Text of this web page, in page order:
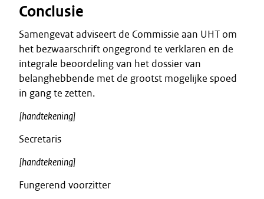
Conclusie
Samengevat adviseert de Commissie aan UHT om
het bezwaarschrift ongegrond te verklaren en de
integrale beoordeling van het dossier van
belanghebbende met de grootst mogelijke spoed
in gang te zetten.
[handtekening]
Secretaris
[handtekening]
Fungerend voorzitter